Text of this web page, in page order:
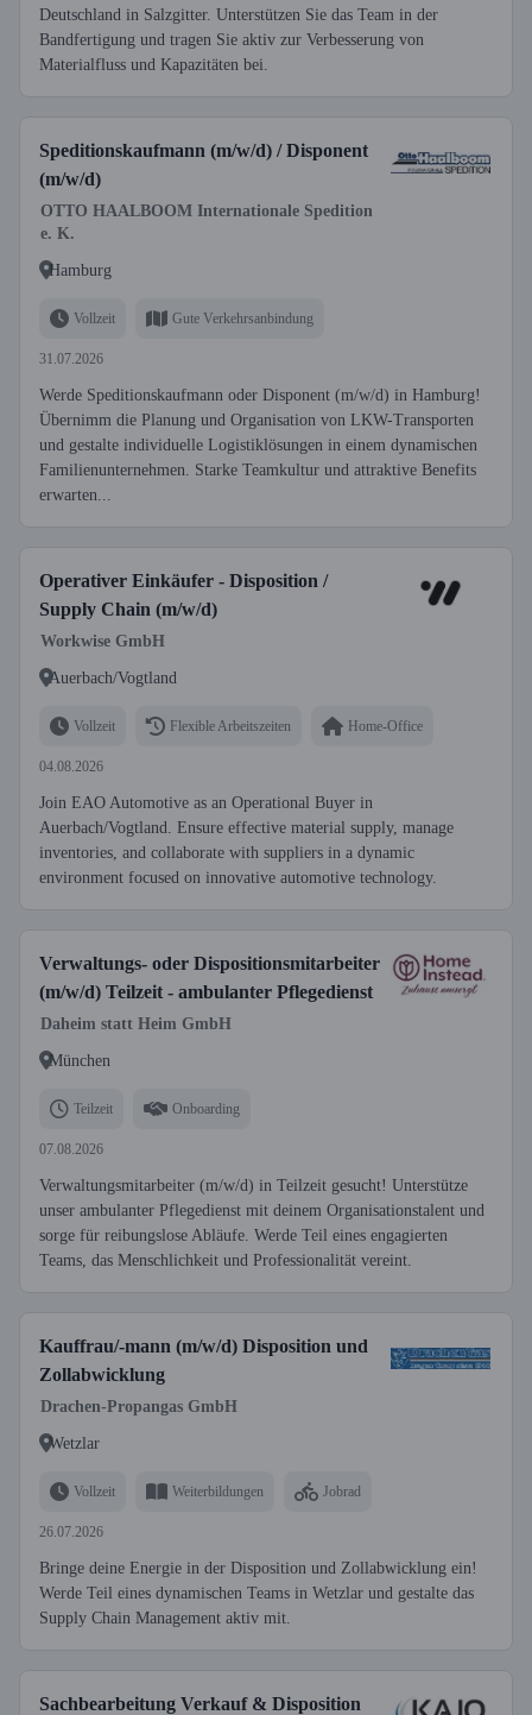
Deutschland in Salzgitter. Unterstützen Sie das Team in der
Bandfertigung und tragen Sie aktiv zur Verbesserung von
Materialfluss und Kapazitäten bei.
Speditionskaufmann (m/w/d) / Disponent
(m/w/d)
OTTO HAALBOOM Internationale Spedition
e. K.
Hamburg
Vollzeit Gute Verkehrsanbindung
31.07.2026
Werde Speditionskaufmann oder Disponent (m/w/d) in Hamburg!
Übernimm die Planung und Organisation von LKW-Transporten
und gestalte individuelle Logistiklösungen in einem dynamischen
Familienunternehmen. Starke Teamkultur und attraktive Benefits
erwarten...
Operativer Einkäufer - Disposition /
Supply Chain (m/w/d)
Workwise GmbH
Auerbach/Vogtland
Vollzeit Flexible Arbeitszeiten Home-Office
04.08.2026
Join EAO Automotive as an Operational Buyer in
Auerbach/Vogtland. Ensure effective material supply, manage
inventories, and collaborate with suppliers in a dynamic
environment focused on innovative automotive technology.
Verwaltungs- oder Dispositionsmitarbeiter
(m/w/d) Teilzeit - ambulanter Pflegedienst
Daheim statt Heim GmbH
München
Teilzeit Onboarding
07.08.2026
Verwaltungsmitarbeiter (m/w/d) in Teilzeit gesucht! Unterstütze
unser ambulanter Pflegedienst mit deinem Organisationstalent und
sorge für reibungslose Abläufe. Werde Teil eines engagierten
Teams, das Menschlichkeit und Professionalität vereint.
Kauffrau/-mann (m/w/d) Disposition und
Zollabwicklung
Drachen-Propangas GmbH
Wetzlar
Vollzeit Weiterbildungen Jobrad
26.07.2026
Bringe deine Energie in der Disposition und Zollabwicklung ein!
Werde Teil eines dynamischen Teams in Wetzlar und gestalte das
Supply Chain Management aktiv mit.
Sachbearbeitung Verkauf & Disposition